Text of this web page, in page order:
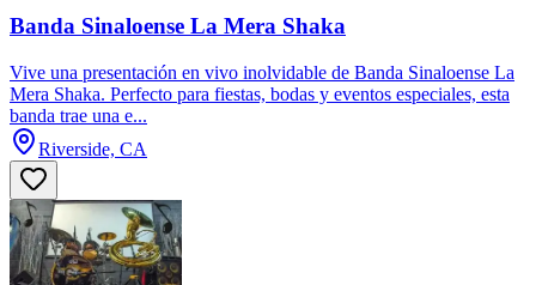
Banda Sinaloense La Mera Shaka
Vive una presentación en vivo inolvidable de Banda Sinaloense La
Mera Shaka. Perfecto para fiestas, bodas y eventos especiales, esta
banda trae una e...
Riverside, CA